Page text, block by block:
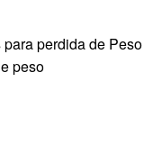
perdida de Peso
peso